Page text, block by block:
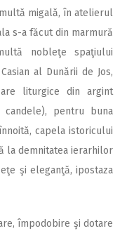
migală, în atelierul
s-a făcut din marmură
nobleţe spaţiului
al Dunării de Jos,
liturgice din argint
candele), pentru buna
capela istoricului
la demnitatea ierarhilor
şi eleganţă, ipostaza
împodobire şi dotare